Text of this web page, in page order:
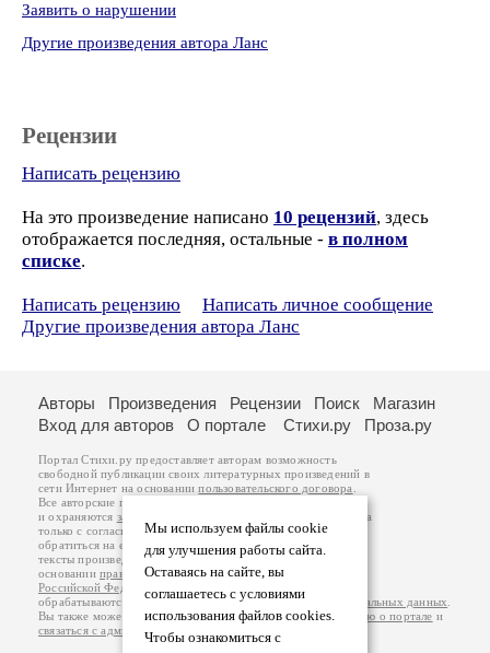
Заявить о нарушении
Другие произведения автора Ланс
Рецензии
Написать рецензию
На это произведение написано 10 рецензий, здесь
отображается последняя, остальные - в полном
списке.
Написать рецензию
Написать личное сообщение
Другие произведения автора Ланс
Мы используем файлы cookie
для улучшения работы сайта.
Оставаясь на сайте, вы
соглашаетесь с условиями
использования файлов cookies.
Чтобы ознакомиться с
Авторы Произведения Рецензии Поиск
Магазин
Вход для авторов
О портале Стихи.ру Проза.ру
Портал Стихи.ру предоставляет авторам возможность
свободной публикации своих литературных произведений в
сети Интернет на основаниипользовательского договора
Все авторские права на произведения принадлежат авторам
и охраняются законом
. Перепечатка произведений возможна
только с согласия его автора, к которому вы можете
обратиться на его авторской странице. Ответственность за
тексты произведений авторы несут самостоятельно на
основанииправил публикацииизаконодательства
Российской Федерации
обрабатываются на основанииПолитики обработки персональных данных
Вы также можете посмотреть более подробнуюинформацию о портале и
связаться с администрацией